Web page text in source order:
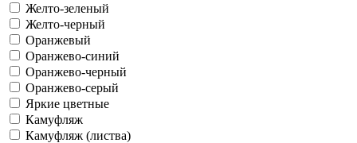
Желто-зеленый
Желто-черный
Оранжевый
Оранжево-синий
Оранжево-черный
Оранжево-серый
Яркие цветные
Камуфляж
Камуфляж (листва)